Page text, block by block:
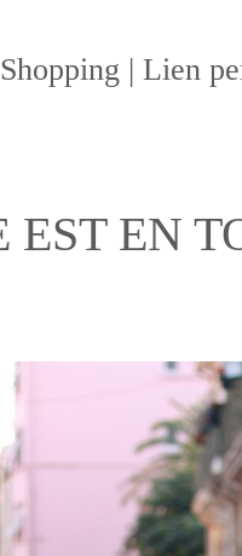
Shopping | Lien
EST EN